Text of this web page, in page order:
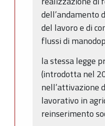
dell’andamento
del lavoro e di
flussi di
la stessa legge
(introdotta nel
nell’attivazione
lavorativo in
reinserimento